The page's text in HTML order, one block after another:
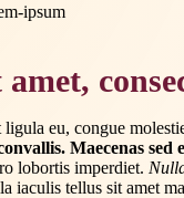
ipsum
ligula eu, congue
Maecenas
lobortis imperdiet.
iaculis tellus sit amet